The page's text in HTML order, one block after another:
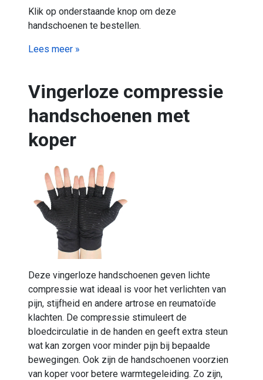
Klik op onderstaande knop om deze
handschoenen te bestellen.
Lees meer »
Vingerloze compressie
handschoenen met
koper
Deze vingerloze handschoenen geven lichte
compressie wat ideaal is voor het verlichten van
pijn, stijfheid en andere artrose en reumatoïde
klachten. De compressie stimuleert de
bloedcirculatie in de handen en geeft extra steun
wat kan zorgen voor minder pijn bij bepaalde
bewegingen. Ook zijn de handschoenen voorzien
van koper voor betere warmtegeleiding. Zo zijn,